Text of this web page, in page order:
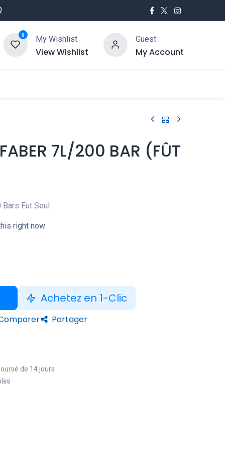
0 My Wishlist
View Wishlist
Guest
My Account
7L/200 BAR (FÛT
Bars Fut Seul
right now
Achetez en 1-Clic
Partager
de 14 jours